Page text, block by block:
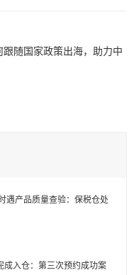
随国家政策出海，助力中
遇产品质量查验：保税仓处
成入仓：第三次预约成功案